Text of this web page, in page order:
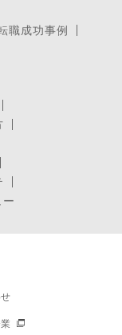
職成功事例